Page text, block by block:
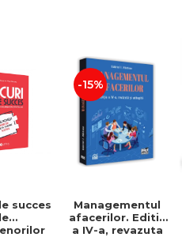
succes
-15%
Managementul
afacerilor. Editia
a IV-a, revazuta